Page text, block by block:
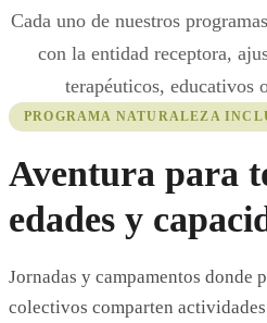
Cada uno de nuestros
con la entidad receptora,
terapéuticos, educativos
PROGRAMA NATURALEZA
Aventura para
edades y
Jornadas y campamentos donde
colectivos comparten